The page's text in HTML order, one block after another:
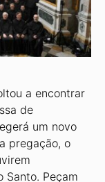
a encontrar
de
um novo
pregação, o
Santo. Peçam